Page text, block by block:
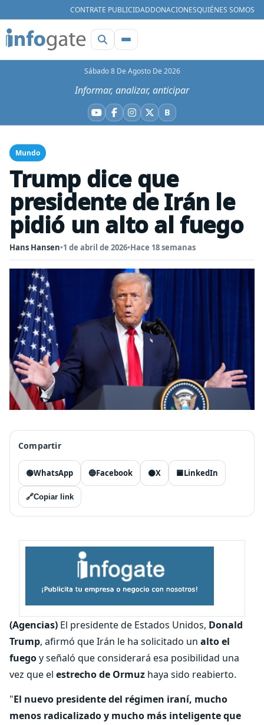
CONTRATE PUBLICIDADDONACIONESQUIÉNES SOMOS
Sábado 8 De Agosto De 2026
Informar, analizar, anticipar
YouTube
Facebook
Instagram
X BBluesky
Mundo
Trump dice que
presidente de Irán le
pidió un alto al fuego
Hans Hansen•1 de abril de 2026•Hace 18 semanas
Compartir
🟢WhatsApp 🔵Facebook ⚫X 🟦LinkedIn
🔗Copiar link
(Agencias) El presidente de Estados Unidos, Donald
Trump, afirmó que Irán le ha solicitado un alto el
fuegoy señaló que considerará esa posibilidad una
vez que el estrecho de Ormuz haya sido reabierto.
"El nuevo presidente del régimen iraní, mucho
menos radicalizado y mucho más inteligente que